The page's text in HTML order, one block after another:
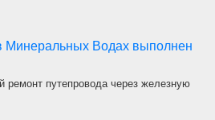
Минеральных Водах выполнен
ремонт путепровода через железную